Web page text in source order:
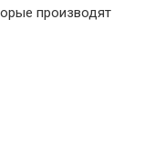
производят